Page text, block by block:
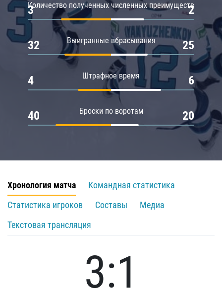
Количество полученных численных преимуществ
3 2
Выигранные вбрасывания
32 25
Штрафное время
4 6
Броски по воротам
40 20
Хронология матча
Командная статистика
Статистика игроков
Составы
Медиа
Текстовая трансляция
3:1